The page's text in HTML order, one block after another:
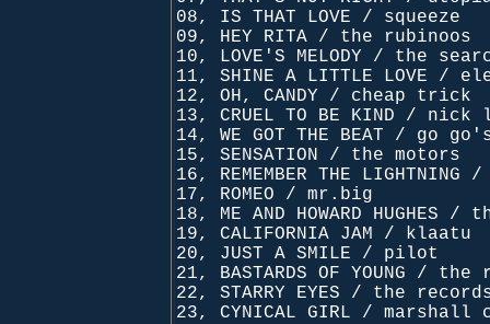
08, IS THAT LOVE / squeeze
09, HEY RITA / the rubinoos
10, LOVE'S MELODY / the
11, SHINE A LITTLE LOVE
12, OH, CANDY / cheap trick
13, CRUEL TO BE KIND / nick
14, WE GOT THE BEAT / go
15, SENSATION / the motors
16, REMEMBER THE LIGHTNING
17, ROMEO / mr.big
18, ME AND HOWARD HUGHES
19, CALIFORNIA JAM / klaatu
20, JUST A SMILE / pilot
21, BASTARDS OF YOUNG / the
22, STARRY EYES / the
23, CYNICAL GIRL / marshall